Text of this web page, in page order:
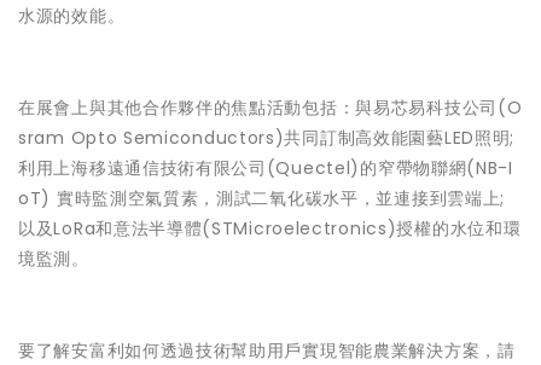
水源的效能。
在展會上與其他合作夥伴的焦點活動包括：與易芯易科技公司 (O
sram Opto Semiconductors)共同訂制高效能園藝LED照明;
利用上海移遠通信技術有限公司(Quectel)的窄帶物聯網(NB-I
oT) 實時監測空氣質素，測試二氧化碳水平，並連接到雲端上;
以及LoRa和意法半導體(STMicroelectronics)授權的水位和環
境監測。
要了解安富利如何透過技術幫助用戶實現智能農業解決方案，請